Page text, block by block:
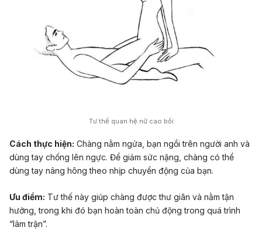
Tư thế quan hệ nữ cao bồi
Cách thực hiện: Chàng nằm ngửa, bạn ngồi trên người anh và
dùng tay chống lên ngực. Để giảm sức nặng, chàng có thể
dùng tay nâng hông theo nhịp chuyển động của bạn.
Ưu điểm: Tư thế này giúp chàng được thư giãn và nằm tận
hưởng, trong khi đó bạn hoàn toàn chủ động trong quá trình
“lâm trận”.